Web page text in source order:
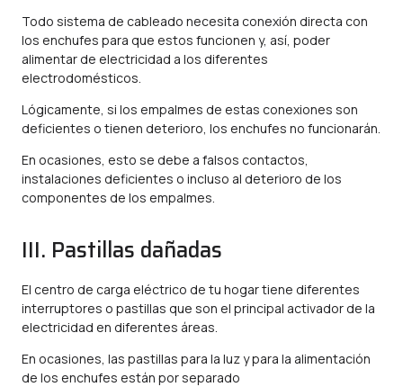
Todo sistema de cableado necesita conexión directa con
los enchufes para que estos funcionen y, así, poder
alimentar de electricidad a los diferentes
electrodomésticos.
Lógicamente, si los empalmes de estas conexiones son
deficientes o tienen deterioro, los enchufes no funcionarán.
En ocasiones, esto se debe a falsos contactos,
instalaciones deficientes o incluso al deterioro de los
componentes de los empalmes.
III. Pastillas dañadas
El centro de carga eléctrico de tu hogar tiene diferentes
interruptores o pastillas que son el principal activador de la
electricidad en diferentes áreas.
En ocasiones, las pastillas para la luz y para la alimentación
de los enchufes están por separado